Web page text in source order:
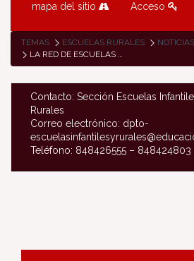
mapa del sitio Acceso
TEMAS ESCUELAS RURALES
NOTICIAS
LA RED DE ESCUELAS RURALES DE NAVARRA CIERRA EL PRIMER CUATRIMESTRE DEL CURSO CON UN BALANCE MUY POSITIVO DEL TRABAJO REALIZADO
Contacto: Sección Escuelas
Rurales
Correo electrónico: dpto-
Teléfono: 848426555 – 848424803